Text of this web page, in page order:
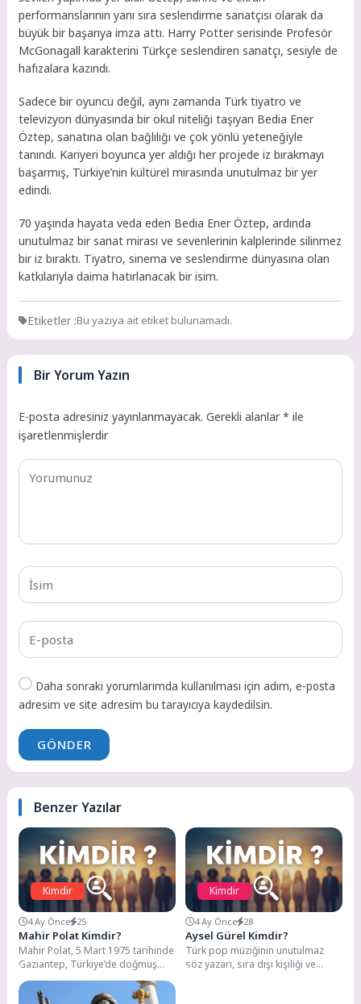
performanslarının yanı sıra seslendirme sanatçısı olarak da
büyük bir başarıya imza attı. Harry Potter serisinde Profesör
McGonagall karakterini Türkçe seslendiren sanatçı, sesiyle de
hafızalara kazındı.
Sadece bir oyuncu değil, aynı zamanda Türk tiyatro ve
televizyon dünyasında bir okul niteliği taşıyan Bedia Ener
Öztep, sanatına olan bağlılığı ve çok yönlü yeteneğiyle
tanındı. Kariyeri boyunca yer aldığı her projede iz bırakmayı
başarmış, Türkiye’nin kültürel mirasında unutulmaz bir yer
edindi.
70 yaşında hayata veda eden Bedia Ener Öztep, ardında
unutulmaz bir sanat mirası ve sevenlerinin kalplerinde silinmez
bir iz bıraktı. Tiyatro, sinema ve seslendirme dünyasına olan
katkılarıyla daima hatırlanacak bir isim.
Etiketler :Bu yazıya ait etiket bulunamadı.
Bir Yorum Yazın
E-posta adresiniz yayınlanmayacak. Gerekli alanlar* ile
işaretlenmişlerdir
Daha sonraki yorumlarımda kullanılması için adım, e-posta
adresim ve site adresim bu tarayıcıya kaydedilsin.
GÖNDER
Benzer Yazılar
Kimdir
4 Ay Önce 25
Mahir Polat Kimdir?
Mahir Polat, 5 Mart 1975 tarihinde
Gaziantep, Türkiye’de doğmuş
önde gelen bir Türk siyasetçi ve...
Kimdir
4 Ay Önce 28
Aysel Gürel Kimdir?
Türk pop müziğinin unutulmaz
söz yazarı, sıra dışı kişiliği ve